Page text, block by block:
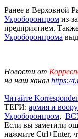
Ранее в Верховной
Укроборонпром из-
предприятием.
Укроборонпрома
Новости от
на наш канал https://
Читайте
ТЕГИ: армия и
Укроборонпром,
Если вы заметили
нажмите Ctrl+Enter,